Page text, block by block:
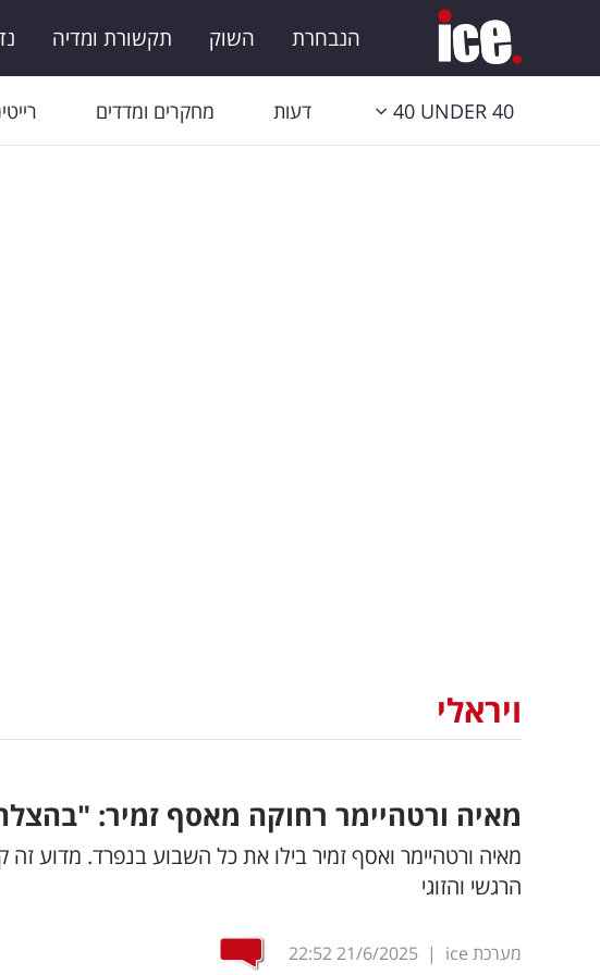
הנבחרת השוק תקשורת ומדיה
40 UNDER 40 דעות מחקרים ומדדים
ויראלי
מאיה ורטהיימר רחוקה מאסף זמיר:
מאיה ורטהיימר ואסף זמיר בילו את כל השבוע בנפרד. מדוע
הרגשי והזוגי
מערכת ice |
21/6/2025
22:52